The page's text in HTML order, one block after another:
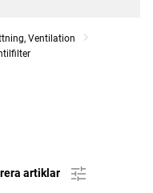
Ventilation
artiklar